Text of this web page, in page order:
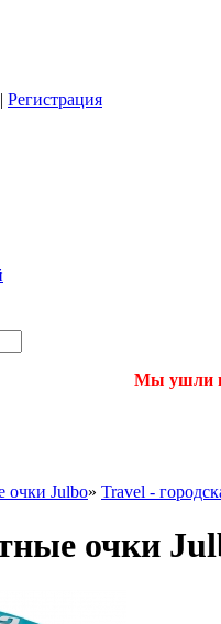
| Регистрация
Мы ушли в
очки Julbo» Travel -
очки